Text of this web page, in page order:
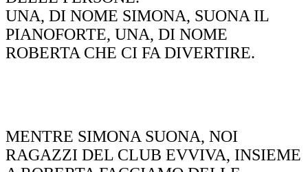
UNA, DI NOME SIMONA, SUONA IL
PIANOFORTE, UNA, DI NOME
ROBERTA CHE CI FA DIVERTIRE.
MENTRE SIMONA SUONA, NOI
RAGAZZI DEL CLUB EVVIVA, INSIEME